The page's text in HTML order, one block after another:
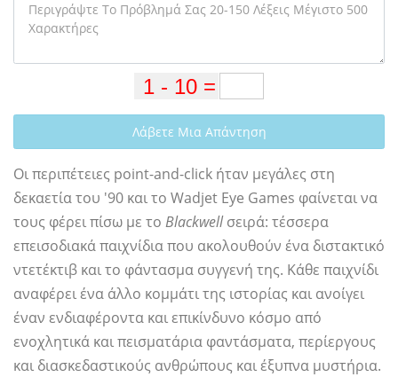
Λάβετε Μια Απάντηση
Οι περιπέτειες point-and-click ήταν μεγάλες στη
δεκαετία του '90 και το Wadjet Eye Games φαίνεται να
τους φέρει πίσω με το Blackwellσειρά: τέσσερα
επεισοδιακά παιχνίδια που ακολουθούν ένα διστακτικό
ντετέκτιβ και το φάντασμα συγγενή της. Κάθε παιχνίδι
αναφέρει ένα άλλο κομμάτι της ιστορίας και ανοίγει
έναν ενδιαφέροντα και επικίνδυνο κόσμο από
ενοχλητικά και πεισματάρια φαντάσματα, περίεργους
και διασκεδαστικούς ανθρώπους και έξυπνα μυστήρια.